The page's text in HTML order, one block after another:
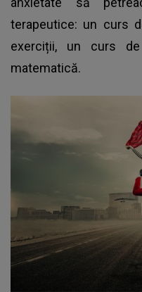
terapeutice: un curs
exerciții, un curs
matematică.